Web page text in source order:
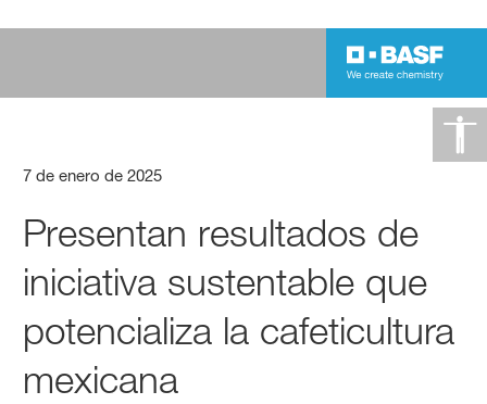
7 de enero de 2025
Presentan resultados de
iniciativa sustentable que
potencializa la cafeticultura
mexicana